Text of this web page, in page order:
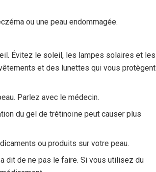
ou une peau endommagée.
Évitez le soleil, les lampes solaires et les
et des lunettes qui vous protègent
Parlez avec le médecin.
du gel de trétinoïne peut causer plus
ou produits sur votre peau.
dit de ne pas le faire. Si vous utilisez du